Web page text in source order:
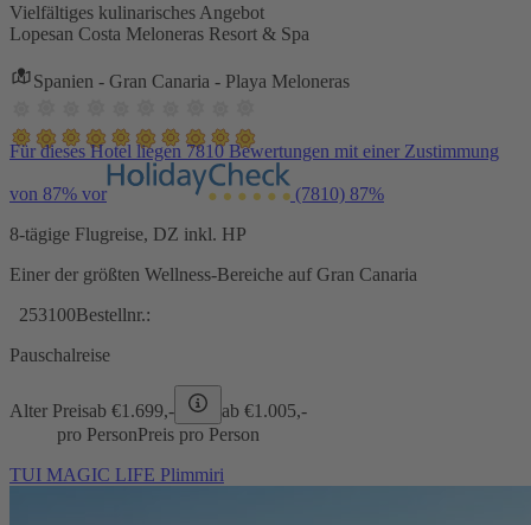
Vielfältiges kulinarisches Angebot
Lopesan Costa Meloneras Resort & Spa
Spanien - Gran Canaria - Playa Meloneras
Für dieses Hotel liegen 7810 Bewertungen mit einer Zustimmung
von 87% vor (7810) 87%
8-tägige Flugreise, DZ inkl. HP
Einer der größten Wellness-Bereiche auf Gran Canaria
253100Bestellnr.:
Pauschalreise
Alter Preisab €1.699,- ab €1.005,-
pro PersonPreis pro Person
TUI MAGIC LIFE Plimmiri